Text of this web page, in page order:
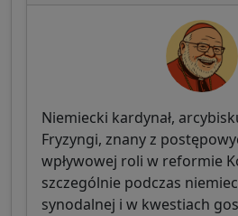
Niemiecki kardynał,
Fryzyngi, znany z
wpływowej roli w reformie
szczególnie podczas
synodalnej i w kwestiach